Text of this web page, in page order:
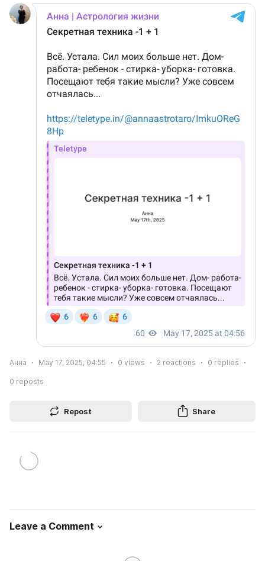
Анна May 17, 2025, 04:55 0 views 2 reactions 0 replies
0 reposts
Repost Share
Leave a Comment